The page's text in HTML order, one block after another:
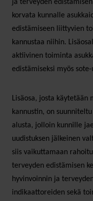
ja terveyden
korvata kunnalle
edistämiseen liittyvien
kannustaa niihin.
aktiivinen toiminta
edistämiseksi myös
Lisäosa, josta
kannustin, on
alusta, jolloin kunnille
uudistuksen jälkeinen
siis vaikuttamaan
terveyden edistämisen
hyvinvoinnin ja
indikaattoreiden sekä